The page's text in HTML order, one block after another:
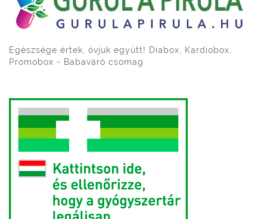
Egészsége értek, óvjuk együtt! Diabox, Kardiobox,
Promobox - Babaváró csomag